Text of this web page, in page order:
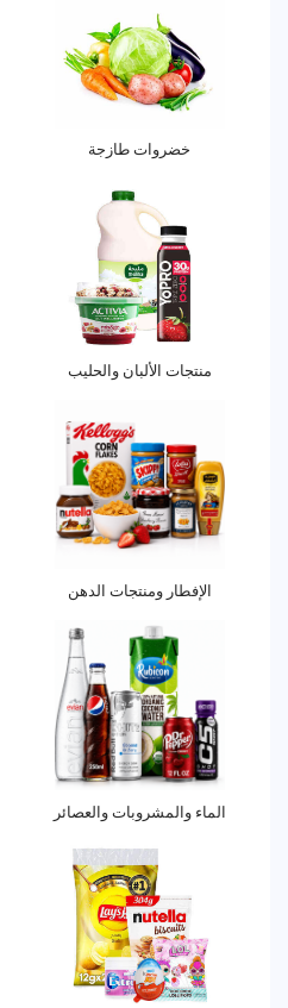
خضروات طازجة
منتجات الألبان والحليب
الإفطار ومنتجات الدهن
الماء والمشروبات والعصائر